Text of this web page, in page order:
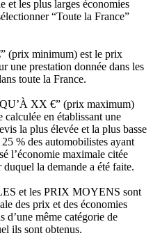
et les plus larges économies
“Toute la France”
(prix minimum) est le prix
une prestation donnée dans les
toute la France.
XX €” (prix maximum)
calculée en établissant une
la plus élevée et la plus basse
% des automobilistes ayant
l’économie maximale citée
la demande a été faite.
et les PRIX MOYENS sont
des prix et des économies
d’une même catégorie de
ils sont obtenus.